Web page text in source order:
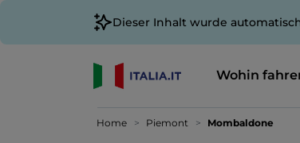
Dieser Inhalt wurde
Wohin
Home Piemont Mombaldone